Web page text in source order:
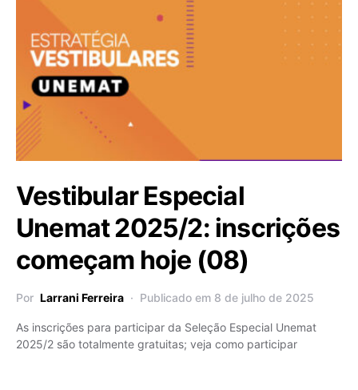
Vestibular Especial
Unemat 2025/2: inscrições
começam hoje (08)
Por Larrani Ferreira Publicado em 8 de julho de 2025
As inscrições para participar da Seleção Especial Unemat
2025/2 são totalmente gratuitas; veja como participar